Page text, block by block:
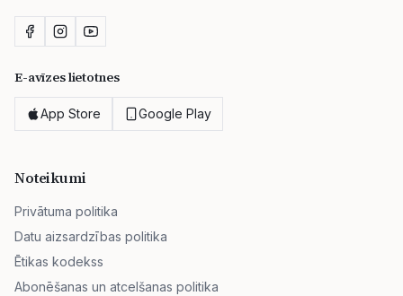
E-avīzes lietotnes
App Store Google Play
Noteikumi
Privātuma politika
Datu aizsardzības politika
Ētikas kodekss
Abonēšanas un atcelšanas politika